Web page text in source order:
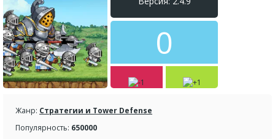
0
Жанр: Стратегии и Tower Defense
Популярность: 650000